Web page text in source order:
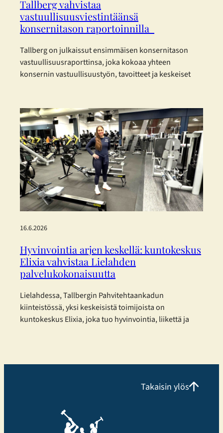
Tallberg vahvistaa
vastuullisuusviestintäänsä
konsernitason raportoinnilla
Tallberg on julkaissut ensimmäisen konsernitason
vastuullisuusraporttinsa, joka kokoaa yhteen
konsernin vastuullisuustyön, tavoitteet ja keskeiset
standardeja mukaillen. Tallberg ei kuulu lakisääteisen
kestävyysraportoinnin piiriin, mutta on päättänyt
raportoida vastuullisuudestaan vapaaehtoisesti.
Konsernin vastuullisuusraportti on laadittu mukaillen
EFRAG:n (European Financial Reporting Advisory
Group) joulukuussa 2025 julkaisemia
yksinkertaistettuja ESRS-standardeja. Päätös perustuu
haluun…
16.6.2026
Hyvinvointia arjen keskellä: kuntokeskus
Elixia vahvistaa Lielahden
palvelukokonaisuutta
Lielahdessa, Tallbergin Pahvitehtaankadun
kiinteistössä, yksi keskeisistä toimijoista on
kuntokeskus Elixia, joka tuo hyvinvointia, liikettä ja
kuntosaliharjoitteluun ja panostaa erityisesti
Liikuntakeskuksessa voi harjoitella omatoimisesti,
Hyrox tunneille tai valita perinteisempiä, tutumpia
ryhmäliikuntatunteja. Uutuuksista erityisen suosittuja
Takaisin ylös